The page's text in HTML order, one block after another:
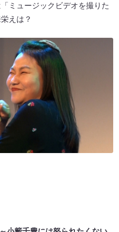
ミュージックビデオを撮りた
えは？